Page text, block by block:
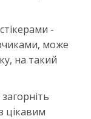
-
може
на такий
цікавим